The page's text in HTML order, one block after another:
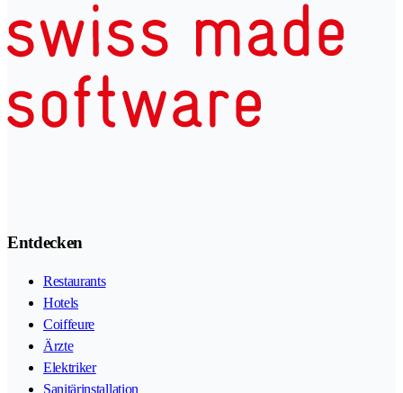
Entdecken
Restaurants
Hotels
Coiffeure
Ärzte
Elektriker
Sanitärinstallation